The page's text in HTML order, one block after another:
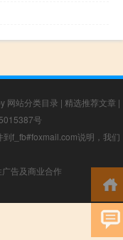
网站分类目录 | 精选推荐文章 |
号
f_fb#foxmail.com说明，我们
告及商业合作